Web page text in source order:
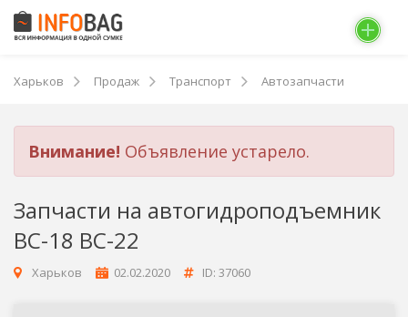
Харьков Продаж Транспорт Автозапчасти
Внимание! Объявление устарело.
Запчасти на автогидроподъемник
ВС-18 ВС-22
Харьков 02.02.2020 ID: 37060